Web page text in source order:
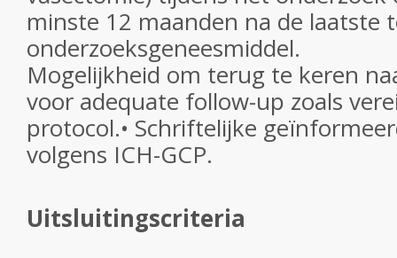
minste 12 maanden na de laatste
onderzoeksgeneesmiddel.
Mogelijkheid om terug te keren
voor adequate follow-up zoals
protocol.• Schriftelijke
volgens ICH-GCP.
Uitsluitingscriteria